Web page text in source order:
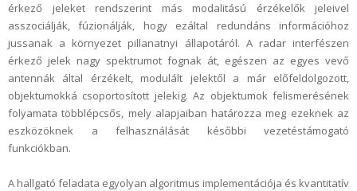
érkező jeleket rendszerint más modalitású érzékelők jeleivel
asszociálják, fúzionálják, hogy ezáltal redundáns információhoz
jussanak a környezet pillanatnyi állapotáról. A radar interfészen
érkező jelek nagy spektrumot fognak át, egészen az egyes vevő
antennák által érzékelt, modulált jelektől a már előfeldolgozott,
objektumokká csoportosított jelekig. Az objektumok felismerésének
folyamata többlépcsős, mely alapjaiban határozza meg ezeknek az
eszközöknek a felhasználását későbbi vezetéstámogató
funkciókban.
A hallgató feladata egyolyan algoritmus implementációja és kvantitatív